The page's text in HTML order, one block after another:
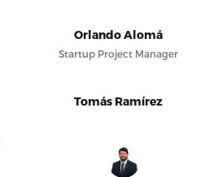
Orlando Alomá
Startup Project Manager
Tomás Ramírez